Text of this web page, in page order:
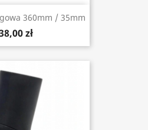
360mm / 35mm
zł